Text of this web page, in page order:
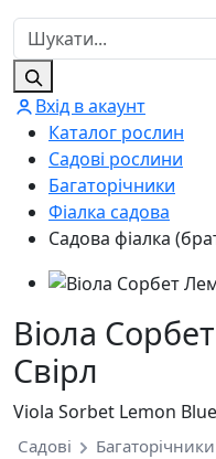
Вхід в акаунт
Каталог рослин
Садові рослини
Багаторічники
Фіалка садова
Садова фіалка
Віола
Свірл
Viola Sorbet Lemon
Садові Багаторічники